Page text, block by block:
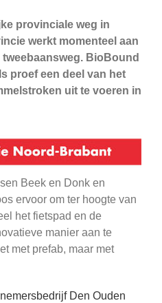
provinciale weg in
werkt momenteel aan
BioBound
proef een deel van het
uit te voeren in
Beek en Donk en
ervoor om ter hoogte van
het fietspad en de
manier aan te
met prefab, maar met
Den Ouden